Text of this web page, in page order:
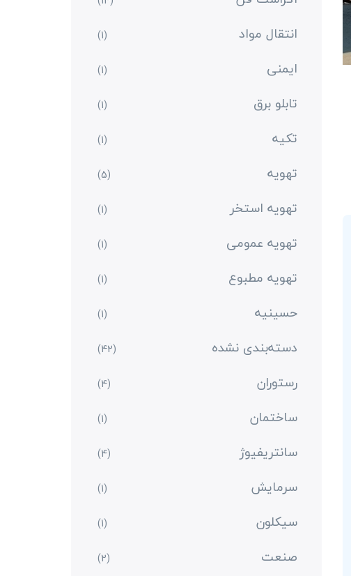
انتقال مواد (1)
ایمنی (1)
تابلو برق (1)
تکیه (1)
تهویه (5)
تهویه استخر (1)
تهویه عمومی (1)
تهویه مطبوع (1)
حسینیه (1)
دسته‌بندی نشده (42)
رستوران (4)
ساختمان (1)
سانتریفیوژ (4)
سرمایش (1)
سیکلون (1)
صنعت (2)